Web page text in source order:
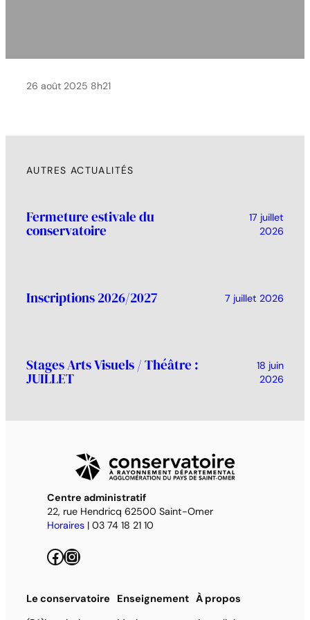
26 août 2025 8h21
AUTRES ACTUALITÉS
Fermeture estivale du
conservatoire
17 juillet
2026
Inscriptions 2026/2027 7 juillet 2026
Stages Arts Visuels / Théâtre :
JUILLET
18 juin
2026
Centre administratif
22, rue Hendricq 62500 Saint-Omer
Horaires | 03 74 18 21 10
Facebook Instagram
Le conservatoire Enseignement À propos